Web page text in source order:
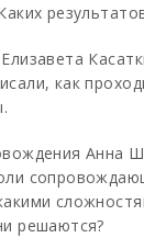
как
Анна
решаются?